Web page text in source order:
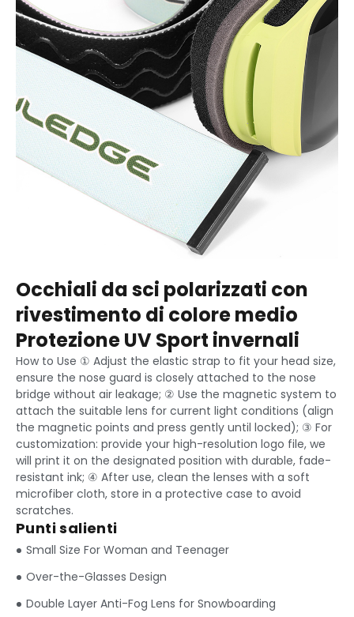
Occhiali da sci polarizzati con
rivestimento di colore medio
Protezione UV Sport invernali
How to Use ① Adjust the elastic strap to fit your head size,
ensure the nose guard is closely attached to the nose
bridge without air leakage; ② Use the magnetic system to
attach the suitable lens for current light conditions (align
the magnetic points and press gently until locked); ③ For
customization: provide your high-resolution logo file, we
will print it on the designated position with durable, fade-
resistant ink; ④ After use, clean the lenses with a soft
microfiber cloth, store in a protective case to avoid
scratches.
Punti salienti
Small Size For Woman and Teenager
Over-the-Glasses Design
Double Layer Anti-Fog Lens for Snowboarding